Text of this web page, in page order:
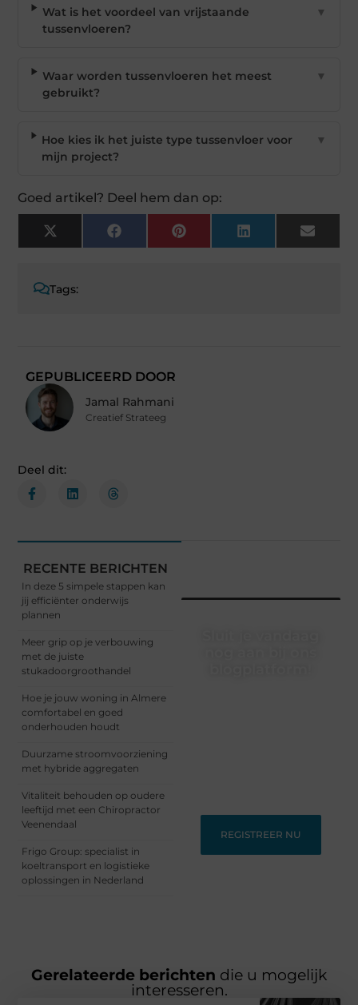
Wat is het voordeel van vrijstaande
tussenvloeren?
▼
Waar worden tussenvloeren het meest
gebruikt?
▼
Hoe kies ik het juiste type tussenvloer voor
mijn project?
▼
Goed artikel? Deel hem dan op:
X
(Twitter)
Facebook Pinterest LinkedIn Email
Tags:
GEPUBLICEERD DOOR
Jamal Rahmani
Creatief Strateeg
Deel dit:
RECENTE BERICHTEN
In deze 5 simpele stappen kan
jij efficiënter onderwijs
plannen
Meer grip op je verbouwing
met de juiste
stukadoorgroothandel
Hoe je jouw woning in Almere
comfortabel en goed
onderhouden houdt
Duurzame stroomvoorziening
met hybride aggregaten
Vitaliteit behouden op oudere
leeftijd met een Chiropractor
Veenendaal
Frigo Group: specialist in
koeltransport en logistieke
oplossingen in Nederland
REGISTREER NU
Gerelateerde berichten die u mogelijk
interesseren.